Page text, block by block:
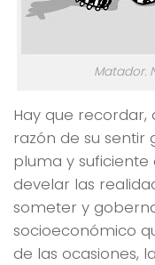
Matador.
Hay que
razón de su
pluma y
develar las
someter y
socioeconómico
de las ocasiones,